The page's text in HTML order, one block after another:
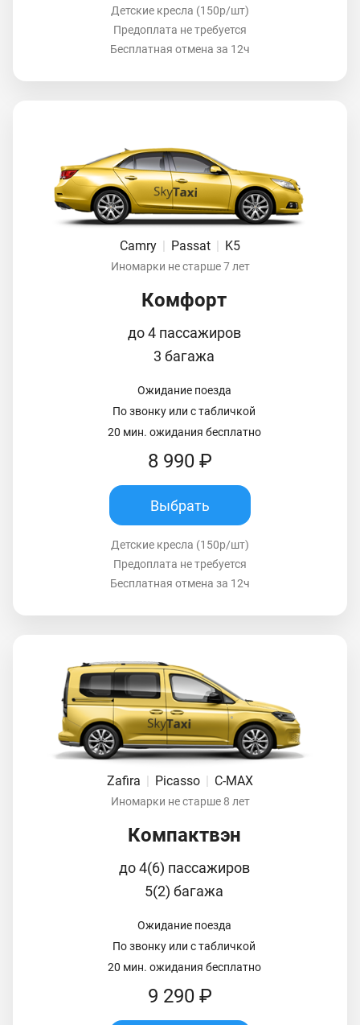
Детские кресла (150р/шт)
Предоплата не требуется
Бесплатная отмена за 12ч
Camry Passat K5
Иномарки не старше 7 лет
Комфорт
до 4 пассажиров
3 багажа
Ожидание поезда
По звонку или с табличкой
20 мин. ожидания бесплатно
8 990 ₽
Выбрать
Детские кресла (150р/шт)
Предоплата не требуется
Бесплатная отмена за 12ч
Zafira | Picasso | C-MAX
Иномарки не старше 8 лет
Компактвэн
до 4(6) пассажиров
5(2) багажа
Ожидание поезда
По звонку или с табличкой
20 мин. ожидания бесплатно
9 290 ₽